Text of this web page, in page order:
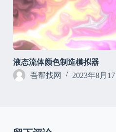
液态流体颜色制造模拟器
吾帮找网
2023年8月17